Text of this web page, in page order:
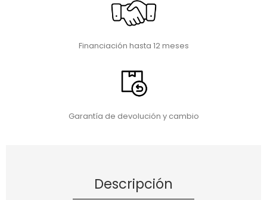
Financiación hasta 12 meses
Garantía de devolución y cambio
Descripción